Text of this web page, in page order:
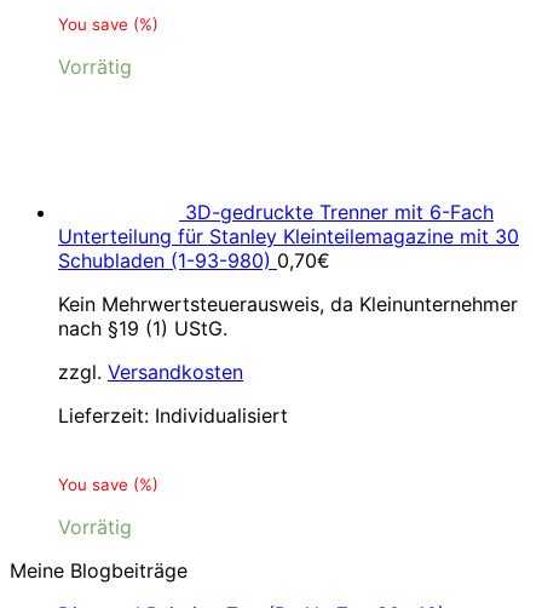
You save (%)
Vorrätig
3D-gedruckte Trenner mit 6-Fach
Unterteilung für Stanley Kleinteilemagazine mit 30
Schubladen (1-93-980) 0,70€
Kein Mehrwertsteuerausweis, da Kleinunternehmer
nach §19 (1) UStG.
zzgl. Versandkosten
Lieferzeit: Individualisiert
You save (%)
Vorrätig
Meine Blogbeiträge